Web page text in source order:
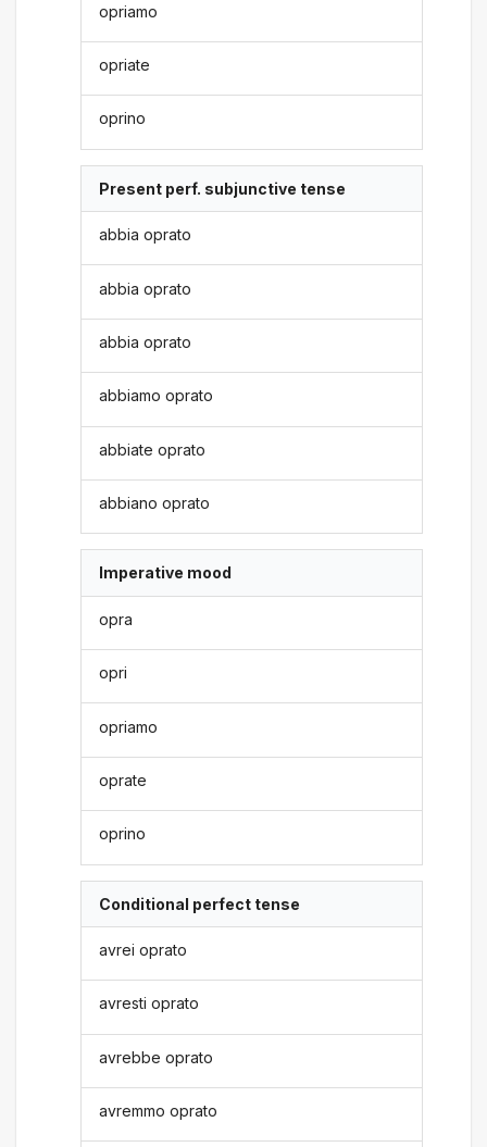
opriamo
opriate
oprino
Present perf. subjunctive tense
abbia oprato
abbia oprato
abbia oprato
abbiamo oprato
abbiate oprato
abbiano oprato
Imperative mood
opra
opri
opriamo
oprate
oprino
Conditional perfect tense
avrei oprato
avresti oprato
avrebbe oprato
avremmo oprato